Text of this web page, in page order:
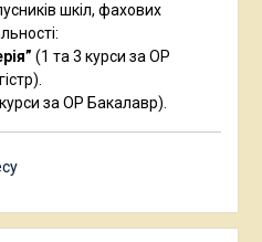
шкіл, фахових
(1 та 3 курси за ОР
за ОР Бакалавр).